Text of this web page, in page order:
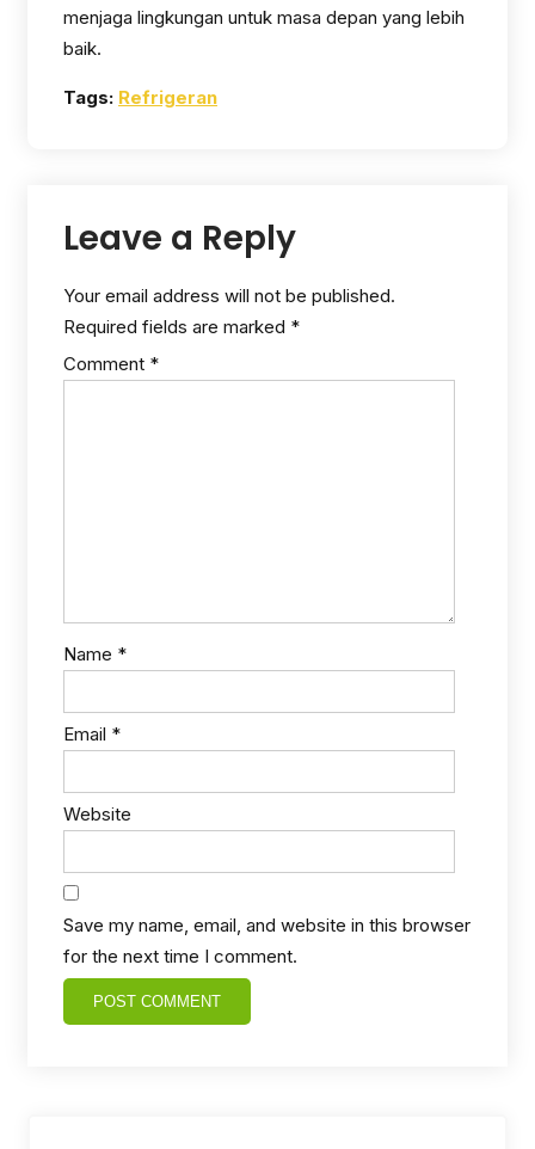
menjaga lingkungan untuk masa depan yang lebih
baik.
Tags: Refrigeran
Leave a Reply
Your email address will not be published.
Required fields are marked *
Comment *
Name *
Email *
Website
Save my name, email, and website in this browser
for the next time I comment.